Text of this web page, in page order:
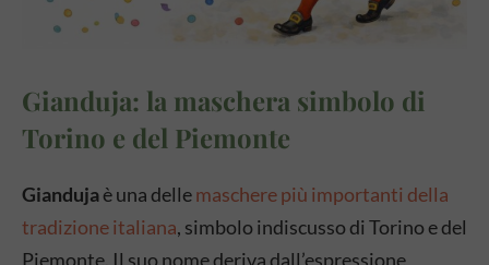
Gianduja: la maschera simbolo di
Torino e del Piemonte
Giandujaè una dellemaschere più importanti della
tradizione italiana, simbolo indiscusso di Torino e del
Piemonte. Il suo nome deriva dall’espressione